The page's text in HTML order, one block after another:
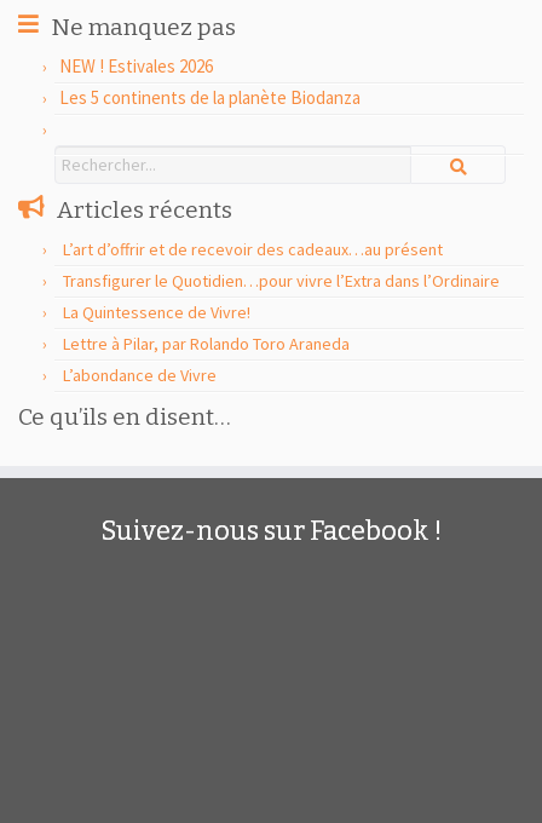
Ne manquez pas
NEW ! Estivales 2026
Les 5 continents de la planète Biodanza
Articles récents
L’art d’offrir et de recevoir des cadeaux…au présent
Transfigurer le Quotidien…pour vivre l’Extra dans l’Ordinaire
La Quintessence de Vivre!
Lettre à Pilar, par Rolando Toro Araneda
L’abondance de Vivre
Ce qu’ils en disent…
Suivez-nous sur Facebook !